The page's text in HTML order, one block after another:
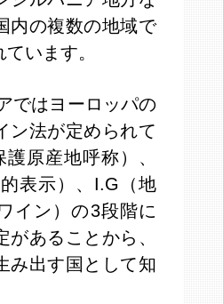
内の複数の地域で
います。
ではヨーロッパの
ン法が定められて
原産地呼称）、
表示）、I.G（地
イン）の3段階に
あることから、
み出す国として知